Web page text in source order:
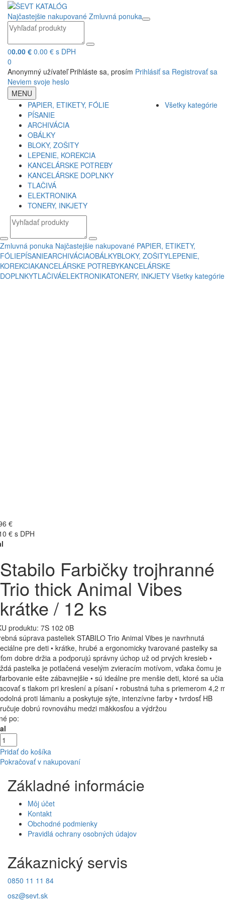
Najčastejšie nakupované Zmluvná ponuka
00.00 € 0.00 € s DPH
0
Anonymný užívateľ Prihláste sa, prosím Prihlásiť sa Registrovať sa
Neviem svoje heslo
MENU
PAPIER, ETIKETY, FÓLIE
PÍSANIE
ARCHIVÁCIA
OBÁLKY
BLOKY, ZOŠITY
LEPENIE, KOREKCIA
KANCELÁRSKE POTREBY
KANCELÁRSKE DOPLNKY
TLAČIVÁ
ELEKTRONIKA
TONERY, INKJETY
Všetky kategórie
Zmluvná ponuka Najčastejšie nakupované PAPIER, ETIKETY,
FÓLIEPÍSANIEARCHIVÁCIAOBÁLKYBLOKY, ZOŠITYLEPENIE,
KOREKCIAKANCELÁRSKE POTREBYKANCELÁRSKE
DOPLNKYTLAČIVÁELEKTRONIKATONERY, INKJETY Všetky kategórie
€
€ s DPH
Stabilo Farbičky trojhranné
Trio thick Animal Vibes
krátke / 12 ks
produktu: 7S 102 0B
súprava pasteliek STABILO Trio Animal Vibes je navrhnutá
pre deti • krátke, hrubé a ergonomicky tvarované pastelky sa
dobre držia a podporujú správny úchop už od prvých kresieb •
pastelka je potlačená veselým zvieracím motívom, vďaka čomu je
ešte zábavnejšie • sú ideálne pre menšie deti, ktoré sa učia
s tlakom pri kreslení a písaní • robustná tuha s priemerom 4,2
proti lámaniu a poskytuje sýte, intenzívne farby • tvrdosť HB
dobrú rovnováhu medzi mäkkosťou a výdržou
po:
Pridať do košíka
Pokračovať v nakupovaní
Základné informácie
Môj účet
Kontakt
Obchodné podmienky
Pravidlá ochrany osobných údajov
Zákaznický servis
0850 11 11 84
osz@sevt.sk